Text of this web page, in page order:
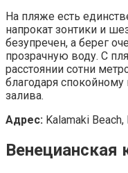
На пляже есть
напрокат зонтики и
безупречен, а берег
прозрачную воду. С
расстоянии сотни
благодаря
залива.
Адрес: Kalamaki
Венецианская